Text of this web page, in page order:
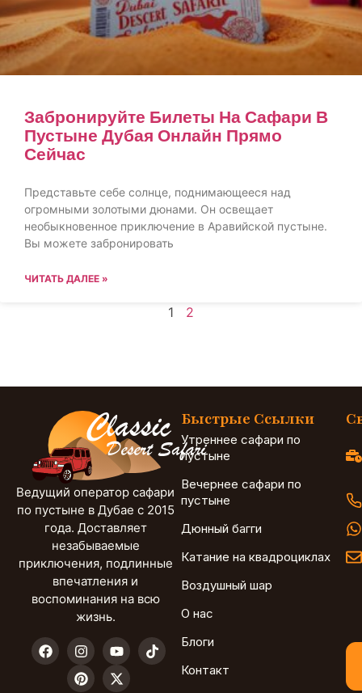
Забронируйте Билеты На Сафари В
Пустыне Дубая Онлайн Прямо
Сейчас
Представьте себе солнце, поднимающееся над
огромными золотыми дюнами. Он освещает
необыкновенное приключение в Аравийской пустыне.
Вы можете забронировать
ЧИТАТЬ ДАЛЕЕ »
1 2
Ведущий оператор сафари
по пустыне в Дубае с 2015
года. Доставляет
незабываемые
приключения, подлинные
впечатления и
воспоминания на всю
жизнь.
Быстрые Ссылки
Утреннее сафари по
пустыне
Вечернее сафари по
пустыне
Дюнный багги
Катание на квадроциклах
Воздушный шар
О нас
Блоги
Контакт